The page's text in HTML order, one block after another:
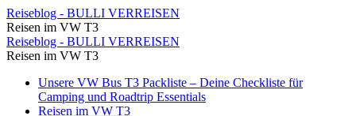
Holzstege
führen
durch
die
Vorderkaserklamm
Reiseblog - BULLI VERREISEN
Reisen im VW T3
Holzstege
führen
durch
die
Reiseblog - BULLI VERREISEN
Reisen im VW T3
Skip
content
Unsere VW Bus T3 Packliste – Deine Checkliste für
Camping und Roadtrip Essentials
Reisen im VW T3